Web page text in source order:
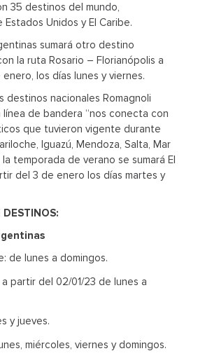
35 destinos del mundo,
Unidos y El Caribe.
sumará otro destino
la ruta Rosario – Florianópolis a
los días lunes y viernes.
destinos nacionales Romagnoli
de bandera “nos conecta con
que tuvieron vigente durante
Iguazú, Mendoza, Salta, Mar
la temporada de verano se sumará El
del 3 de enero los días martes y
DESTINOS:
de lunes a domingos.
a partir del 02/01/23 de lunes a
y jueves.
miércoles, viernes y domingos.